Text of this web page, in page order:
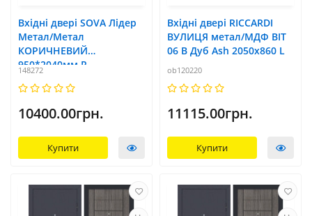
Вхідні двері SOVA Лідер
Метал/Метал
КОРИЧНЕВИЙ
950*2040мм R
148272
10400.00грн.
Купити
Вхідні двері RICCARDI
ВУЛИЦЯ метал/МДФ BIT
06 B Дуб Ash 2050х860 L
ob120220
11115.00грн.
Купити